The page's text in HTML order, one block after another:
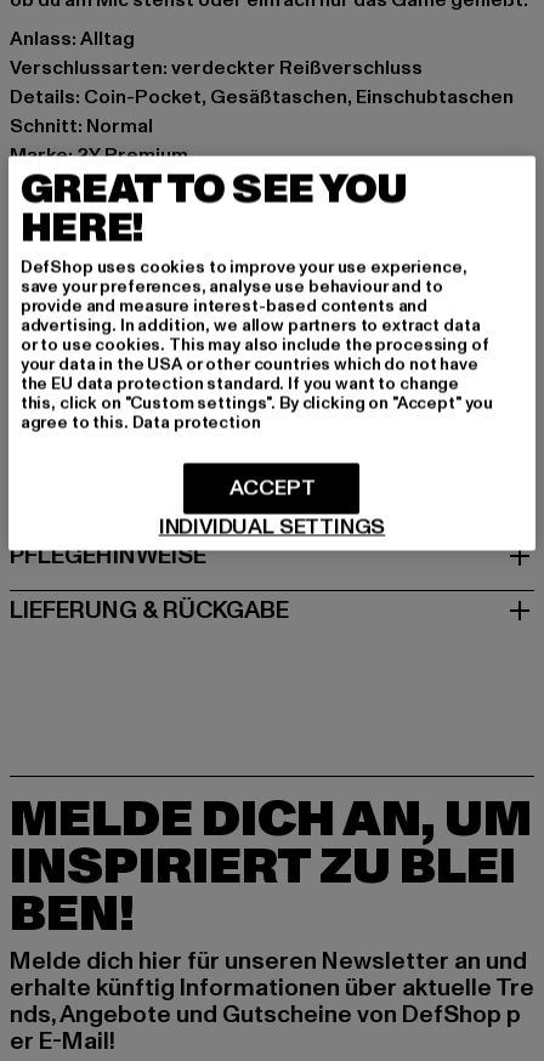
Anlass: Alltag
Verschlussarten: verdeckter Reißverschluss
Details: Coin-Pocket, Gesäßtaschen, Einschubtaschen
Schnitt: Normal
Marke: 2Y Premium
Kat.: Tapered Fit Jeans
Farbe: blau
Hersteller Farbe: blue
Materialzusammensetzung: 97% Baumwolle, 3%
Elasthan
Art.Nr: B8945-00064
Hersteller: 2Y Premium GmbH |info@2y-studios.com
Hollefeldstraße 16 | 48282 Emsdetten | DE
GRÖSSE & PASSFORM
PFLEGEHINWEISE
LIEFERUNG & RÜCKGABE
MELDE DICH AN, UM
INSPIRIERT ZU BLEI
BEN!
Melde dich hier für unseren Newsletter an und
erhalte künftig Informationen über aktuelle Tre
nds, Angebote und Gutscheine von DefShop p
er E-Mail!
GREAT TO SEE YOU
HERE!
DefShop uses cookies to improve your use experience,
save your preferences, analyse use behaviour and to
provide and measure interest-based contents and
advertising. In addition, we allow partners to extract data
or to use cookies. This may also include the processing of
your data in the USA or other countries which do not have
the EU data protection standard. If you want to change
this, click on "Custom settings". By clicking on "Accept" you
agree to this. Data protection
INDIVIDUAL SETTINGS
ACCEPT